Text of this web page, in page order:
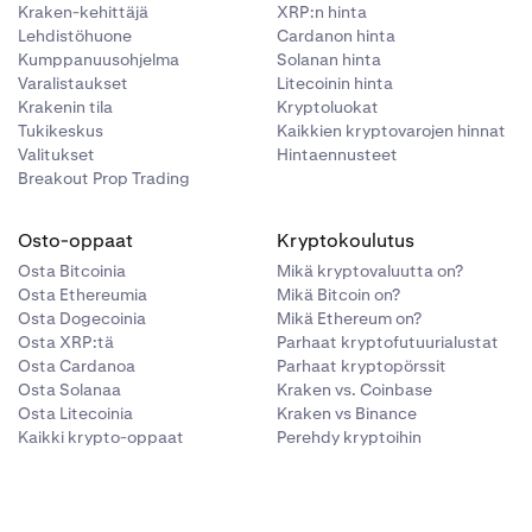
Kraken-kehittäjä
Lehdistöhuone
Kumppanuusohjelma
Varalistaukset
Krakenin tila
Tukikeskus
Valitukset
Breakout Prop Trading
XRP:n hinta
Cardanon hinta
Solanan hinta
Litecoinin hinta
Kryptoluokat
Kaikkien kryptovarojen hinnat
Hintaennusteet
Osto-oppaat
Osta Bitcoinia
Osta Ethereumia
Osta Dogecoinia
Osta XRP:tä
Osta Cardanoa
Osta Solanaa
Osta Litecoinia
Kaikki krypto-oppaat
Kryptokoulutus
Mikä kryptovaluutta on?
Mikä Bitcoin on?
Mikä Ethereum on?
Parhaat kryptofutuurialustat
Parhaat kryptopörssit
Kraken vs. Coinbase
Kraken vs Binance
Perehdy kryptoihin